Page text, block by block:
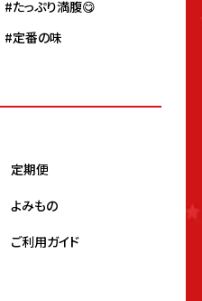
#たっぷり満腹😋
#定番の味
定期便
よみもの
ご利用ガイド